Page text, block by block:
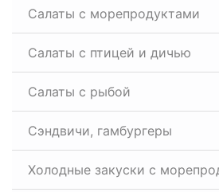
Салаты с морепродуктами
Салаты с птицей и дичью
Салаты с рыбой
Сэндвичи, гамбургеры
Холодные закуски с